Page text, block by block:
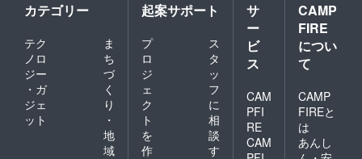
カテゴリー
テク
ノロ
ジー
・ガ
ジェ
ット
ま
ち
づ
く
り
・
地
域
起案サポート
プ
ロ
ジ
ェ
ク
ト
を
作
ス
タ
ッ
フ
に
相
談
す
サ
ー
ビ
ス
CAM
PFI
RE
CAM
CAMP
FIRE
につい
て
CAMP
FIREと
は
あんし